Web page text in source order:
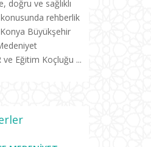
doğru ve sağlıklı
rehberlik
Büyükşehir
Eğitim Koçluğu ...